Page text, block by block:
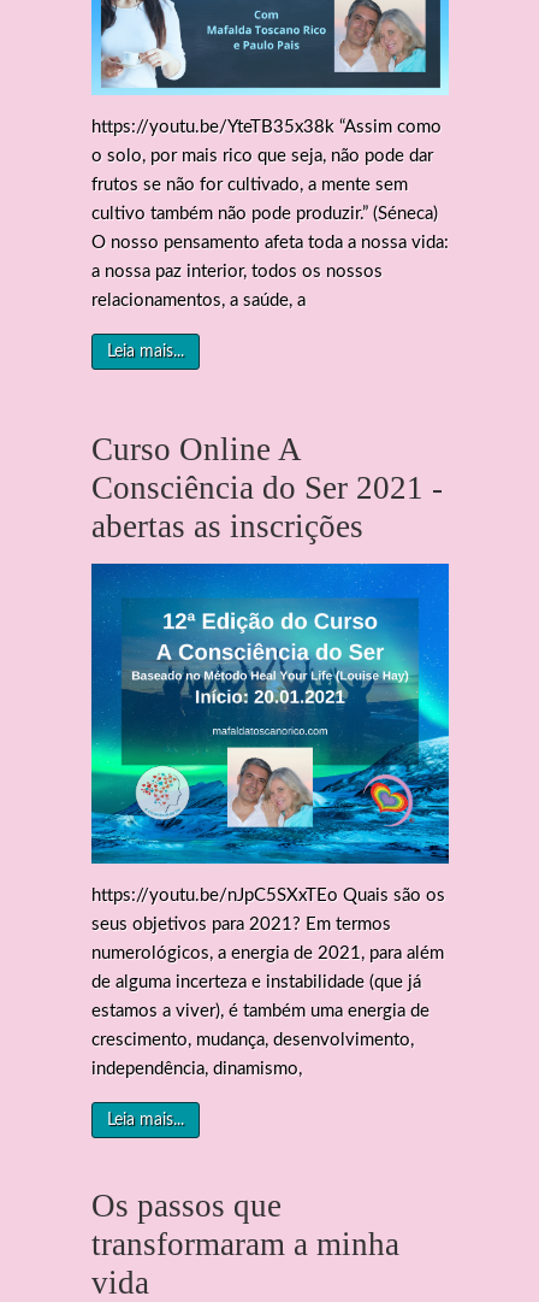
https://youtu.be/YteTB35x38k “Assim como
o solo, por mais rico que seja, não pode dar
frutos se não for cultivado, a mente sem
cultivo também não pode produzir.” (Séneca)
O nosso pensamento afeta toda a nossa vida:
a nossa paz interior, todos os nossos
relacionamentos, a saúde, a
Leia mais...
Curso Online A
Consciência do Ser 2021 -
abertas as inscrições
https://youtu.be/nJpC5SXxTEo Quais são os
seus objetivos para 2021? Em termos
numerológicos, a energia de 2021, para além
de alguma incerteza e instabilidade (que já
estamos a viver), é também uma energia de
crescimento, mudança, desenvolvimento,
independência, dinamismo,
Leia mais...
Os passos que
transformaram a minha
vida